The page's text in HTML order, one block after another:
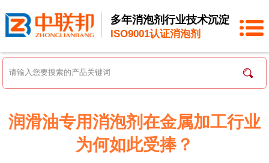
多年消泡剂行业技术沉淀
ISO9001认证消泡剂
润滑油专用消泡剂在金属加工行业
为何如此受捧？